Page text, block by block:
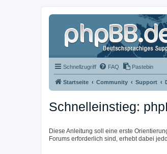
Schnellzugriff FAQ Pastebin
Startseite Community Support
Schnelleinstieg:
Diese Anleitung soll eine erste
Forums erforderlich sind, erhebt dabei